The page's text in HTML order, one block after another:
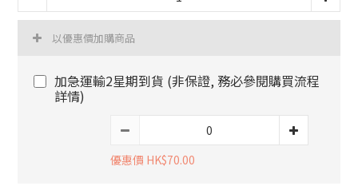
以優惠價加購商品
加急運輸2星期到貨 (非保證, 務必參閱購買流程
詳情)
優惠價 HK$70.00